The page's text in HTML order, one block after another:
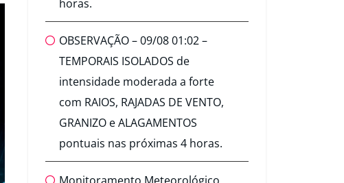
horas.
OBSERVAÇÃO – 09/08 01:02 –
TEMPORAIS ISOLADOS de
intensidade moderada a forte
com RAIOS, RAJADAS DE VENTO,
GRANIZO e ALAGAMENTOS
pontuais nas próximas 4 horas.